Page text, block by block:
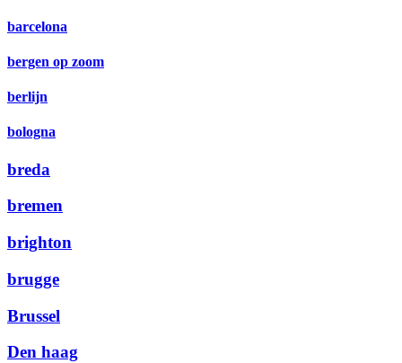
barcelona
bergen op zoom
berlijn
bologna
breda
bremen
brighton
brugge
Brussel
Den haag